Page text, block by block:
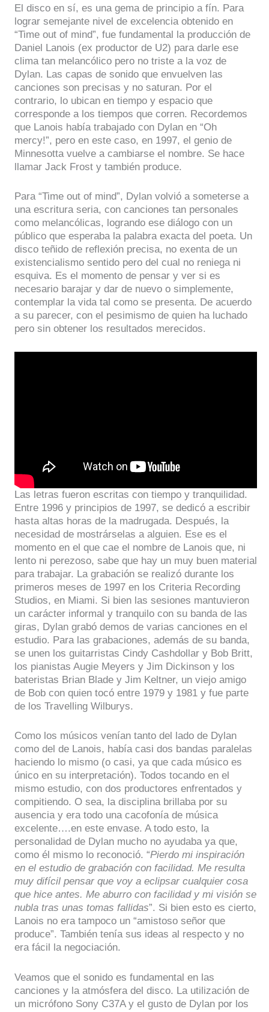
El disco en sí, es una gema de principio a fín. Para
lograr semejante nivel de excelencia obtenido en
“Time out of mind”, fue fundamental la producción de
Daniel Lanois (ex productor de U2) para darle ese
clima tan melancólico pero no triste a la voz de
Dylan. Las capas de sonido que envuelven las
canciones son precisas y no saturan. Por el
contrario, lo ubican en tiempo y espacio que
corresponde a los tiempos que corren. Recordemos
que Lanois había trabajado con Dylan en “Oh
mercy!”, pero en este caso, en 1997, el genio de
Minnesotta vuelve a cambiarse el nombre. Se hace
llamar Jack Frost y también produce.
Para “Time out of mind”, Dylan volvió a someterse a
una escritura seria, con canciones tan personales
como melancólicas, logrando ese diálogo con un
público que esperaba la palabra exacta del poeta. Un
disco teñido de reflexión precisa, no exenta de un
existencialismo sentido pero del cual no reniega ni
esquiva. Es el momento de pensar y ver si es
necesario barajar y dar de nuevo o simplemente,
contemplar la vida tal como se presenta. De acuerdo
a su parecer, con el pesimismo de quien ha luchado
pero sin obtener los resultados merecidos.
Las letras fueron escritas con tiempo y tranquilidad.
Entre 1996 y principios de 1997, se dedicó a escribir
hasta altas horas de la madrugada. Después, la
necesidad de mostrárselas a alguien. Ese es el
momento en el que cae el nombre de Lanois que, ni
lento ni perezoso, sabe que hay un muy buen material
para trabajar. La grabación se realizó durante los
primeros meses de 1997 en los Criteria Recording
Studios, en Miami. Si bien las sesiones mantuvieron
un carácter informal y tranquilo con su banda de las
giras, Dylan grabó demos de varias canciones en el
estudio. Para las grabaciones, además de su banda,
se unen los guitarristas Cindy Cashdollar y Bob Britt,
los pianistas Augie Meyers y Jim Dickinson y los
bateristas Brian Blade y Jim Keltner, un viejo amigo
de Bob con quien tocó entre 1979 y 1981 y fue parte
de los Travelling Wilburys.
Como los músicos venían tanto del lado de Dylan
como del de Lanois, había casi dos bandas paralelas
haciendo lo mismo (o casi, ya que cada músico es
único en su interpretación). Todos tocando en el
mismo estudio, con dos productores enfrentados y
compitiendo. O sea, la disciplina brillaba por su
ausencia y era todo una cacofonía de música
excelente….en este envase. A todo esto, la
personalidad de Dylan mucho no ayudaba ya que,
como él mismo lo reconoció. “Pierdo mi inspiración
en el estudio de grabación con facilidad. Me resulta
muy difícil pensar que voy a eclipsar cualquier cosa
que hice antes. Me aburro con facilidad y mi visión se
nubla tras unas tomas fallidas”. Si bien esto es cierto,
Lanois no era tampoco un “amistoso señor que
produce”. También tenía sus ideas al respecto y no
era fácil la negociación.
Veamos que el sonido es fundamental en las
canciones y la atmósfera del disco. La utilización de
un micrófono Sony C37A y el gusto de Dylan por los